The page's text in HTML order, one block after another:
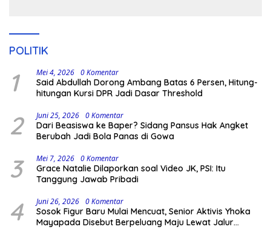
POLITIK
1 Mei 4, 2026 0 Komentar
Said Abdullah Dorong Ambang Batas 6 Persen, Hitung-
hitungan Kursi DPR Jadi Dasar Threshold
2 Juni 25, 2026 0 Komentar
Dari Beasiswa ke Baper? Sidang Pansus Hak Angket
Berubah Jadi Bola Panas di Gowa
3 Mei 7, 2026 0 Komentar
Grace Natalie Dilaporkan soal Video JK, PSI: Itu
Tanggung Jawab Pribadi
4 Juni 26, 2026 0 Komentar
Sosok Figur Baru Mulai Mencuat, Senior Aktivis Yhoka
Mayapada Disebut Berpeluang Maju Lewat Jalur